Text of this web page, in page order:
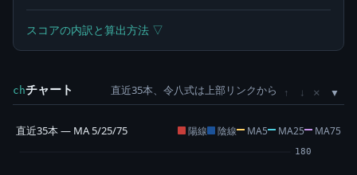
スコアの内訳と算出方法 ▽
chチャート 直近35本、令八式は上部リンクから ↑ ↓ ×
直近35本 — MA 5/25/75 陽線 陰線 MA5 MA25 MA75
180